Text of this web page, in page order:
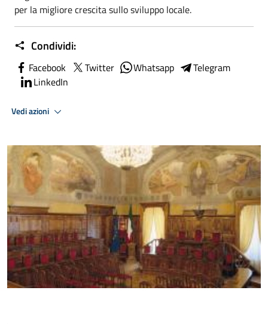
per la migliore crescita sullo sviluppo locale.
Condividi:
Facebook Twitter Whatsapp
Telegram
LinkedIn
Vedi azioni